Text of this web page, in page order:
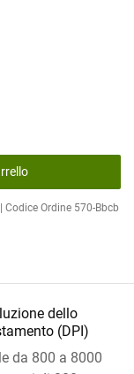
Codice Ordine 570-Bbcb
dello
(DPI)
da 800 a 8000